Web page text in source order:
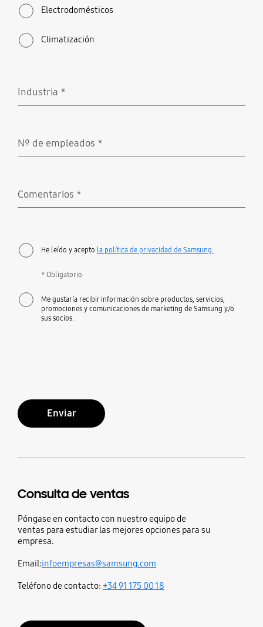
Electrodomésticos
Climatización
Industria *
Nº de empleados *
Comentarios *
He leído y acepto la política de privacidad de Samsung.
* Obligatorio
Me gustaría recibir información sobre productos, servicios,
promociones y comunicaciones de marketing de Samsung y/o
sus socios.
Enviar
Consulta de ventas
Póngase en contacto con nuestro equipo de
ventas para estudiar las mejores opciones para su
empresa.
Email:infoempresas@samsung.com
Teléfono de contacto: +34 91 175 00 18